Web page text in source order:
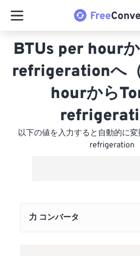
BTUs per hour
refrigerationへ
hourから
以下の値を入力すると自動的に
refrigeration